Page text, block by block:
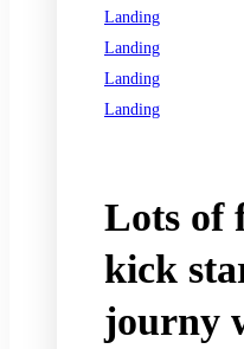
Landing
Landing
Landing
Landing
Lots of
kick
journy